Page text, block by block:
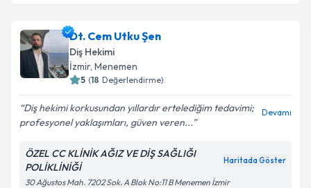
Dt. Cem Utku Şen
Diş Hekimi
İzmir, Menemen
5 (18 Değerlendirme)
Diş hekimi korkusundan yıllardır ertelediğim tedavimi;
profesyonel yaklaşımları, güven veren...
Devamı
ÖZEL CC KLİNİK AĞIZ VE DİŞ SAĞLIĞI
POLİKLİNİĞİ
Haritada Göster
30 Ağustos Mah. 7202 Sok. A Blok No:11 B Menemen İzmir